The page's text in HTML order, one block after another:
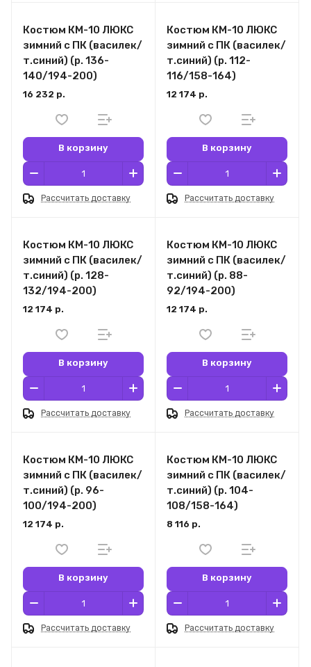
Костюм КМ-10 ЛЮКС
зимний c ПК (василек/
т.синий) (р. 136-
140/194-200)
16 232 р.
В корзину
Рассчитать доставку
Костюм КМ-10 ЛЮКС
зимний c ПК (василек/
т.синий) (р. 112-
116/158-164)
12 174 р.
В корзину
Рассчитать доставку
Костюм КМ-10 ЛЮКС
зимний c ПК (василек/
т.синий) (р. 128-
132/194-200)
12 174 р.
В корзину
Рассчитать доставку
Костюм КМ-10 ЛЮКС
зимний c ПК (василек/
т.синий) (р. 88-
92/194-200)
12 174 р.
В корзину
Рассчитать доставку
Костюм КМ-10 ЛЮКС
зимний c ПК (василек/
т.синий) (р. 96-
100/194-200)
12 174 р.
В корзину
Рассчитать доставку
Костюм КМ-10 ЛЮКС
зимний c ПК (василек/
т.синий) (р. 104-
108/158-164)
8 116 р.
В корзину
Рассчитать доставку